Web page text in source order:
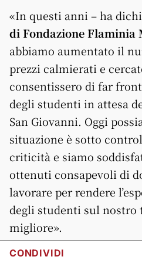
«In questi anni – ha
di Fondazione Flaminia
abbiamo aumentato il
prezzi calmierati e
consentissero di far
degli studenti in attesa
San Giovanni. Oggi
situazione è sotto
criticità e siamo
ottenuti consapevoli di
lavorare per rendere
degli studenti sul nostro
migliore».
CONDIVIDI